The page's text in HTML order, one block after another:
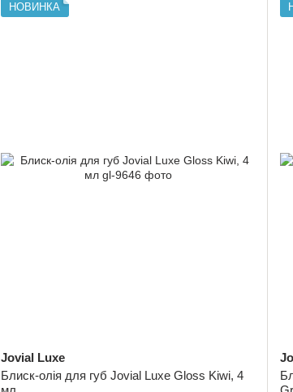
НОВИНКА
Jovial Luxe
Блиск-олія для губ Jovial Luxe Gloss Kiwi, 4